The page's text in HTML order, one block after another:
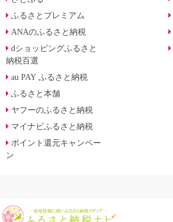
ふるさとプレミアム
ANAのふるさと納税
dショッピングふるさと
納税百選
au PAY ふるさと納税
ふるさと本舗
ヤフーのふるさと納税
マイナビふるさと納税
ポイント還元キャンペー
ン